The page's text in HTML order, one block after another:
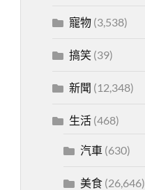
寵物(3,538)
搞笑(39)
新聞 (12,348)
生活(468)
汽車(630)
美食(26,646)